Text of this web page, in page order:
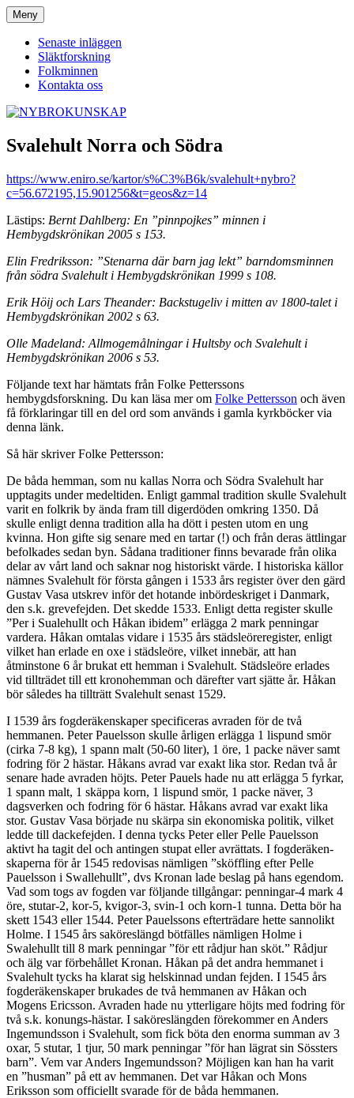
Hoppa
till
innehåll
NYBROKUNSKAP
Meny
Senaste inläggen
Släktforskning
Folkminnen
Kontakta oss
Svalehult Norra och Södra
https://www.eniro.se/kartor/s%C3%B6k/svalehult+nybro?
c=56.672195,15.901256&t=geos&z=14
Lästips: Bernt Dahlberg: En ”pinnpojkes” minnen i
Hembygdskrönikan 2005 s 153.
Elin Fredriksson: ”Stenarna där barn jag lekt” barndomsminnen
från södra Svalehult i Hembygdskrönikan 1999 s 108.
Erik Höij och Lars Theander: Backstugeliv i mitten av 1800-talet i
Hembygdskrönikan 2002 s 63.
Olle Madeland: Allmogemålningar i Hultsby och Svalehult i
Hembygdskrönikan 2006 s 53.
Följande text har hämtats från Folke Petterssons
hembygdsforskning. Du kan läsa mer om Folke Pettersson och även
få förklaringar till en del ord som används i gamla kyrkböcker via
denna länk.
Så här skriver Folke Pettersson:
De båda hemman, som nu kallas Norra och Södra Svalehult har
upptagits under medeltiden. Enligt gammal tradition skulle Svalehult
varit en folkrik by ända fram till digerdöden omkring 1350. Då
skulle enligt denna tradition alla ha dött i pesten utom en ung
kvinna. Hon gifte sig senare med en tartar (!) och från deras ättlingar
befolkades sedan byn. Sådana traditioner finns bevarade från olika
delar av vårt land och saknar nog historiskt värde. I historiska källor
nämnes Svalehult för första gången i 1533 års register över den gärd
Gustav Vasa utskrev inför det hotande inbördeskriget i Danmark,
den s.k. grevefejden. Det skedde 1533. Enligt detta register skulle
”Per i Sualehullt och Håkan ibidem” erlägga 2 mark penningar
vardera. Håkan omtalas vidare i 1535 års städsleöreregister, enligt
vilket han erlade en oxe i städsleöre, vilket innebär, att han
åtminstone 6 år brukat ett hemman i Svalehult. Städsleöre erlades
vid tillträdet till ett kronohemman och därefter vart sjätte år. Håkan
bör således ha tillträtt Svalehult senast 1529.
I 1539 års fogderäkenskaper specificeras avraden för de två
hemmanen. Peter Pauelsson skulle årligen erlägga 1 lispund smör
(cirka 7-8 kg), 1 spann malt (50-60 liter), 1 öre, 1 packe näver samt
fodring för 2 hästar. Håkans avrad var exakt lika stor. Redan två år
senare hade avraden höjts. Peter Pauels hade nu att erlägga 5 fyrkar,
1 spann malt, 1 skäppa korn, 1 lispund smör, 1 packe näver, 3
dagsverken och fodring för 6 hästar. Håkans avrad var exakt lika
stor. Gustav Vasa började nu skärpa sin ekonomiska politik, vilket
ledde till dackefejden. I denna tycks Peter eller Pelle Pauelsson
aktivt ha tagit del och antingen stupat eller avrättats. I fogderäken-
skaperna för år 1545 redovisas nämligen ”sköffling efter Pelle
Pauelsson i Swallehullt”, dvs Kronan lade beslag på hans egendom.
Vad som togs av fogden var följande tillgångar: penningar-4 mark 4
öre, stutar-2, kor-5, kvigor-3, svin-1 och korn-1 tunna. Detta bör ha
skett 1543 eller 1544. Peter Pauelssons efterträdare hette sannolikt
Holme. I 1545 års saköreslängd bötfälles nämligen Holme i
Swalehullt till 8 mark penningar ”för ett rådjur han sköt.” Rådjur
och älg var förbehållet Kronan. Håkan på det andra hemmanet i
Svalehult tycks ha klarat sig helskinnad undan fejden. I 1545 års
fogderäkenskaper brukades de två hemmanen av Håkan och
Mogens Ericsson. Avraden hade nu ytterligare höjts med fodring för
två s.k. konungs-hästar. I saköreslängden förekommer en Anders
Ingemundsson i Svalehult, som fick böta den enorma summan av 3
oxar, 5 stutar, 1 tjur, 50 mark penningar ”för han lägrat sin Sössters
barn”. Vem var Anders Ingemundsson? Möjligen kan han ha varit
en ”husman” på ett av hemmanen. Det var Håkan och Mons
Eriksson som officiellt svarade för de båda hemmanen.